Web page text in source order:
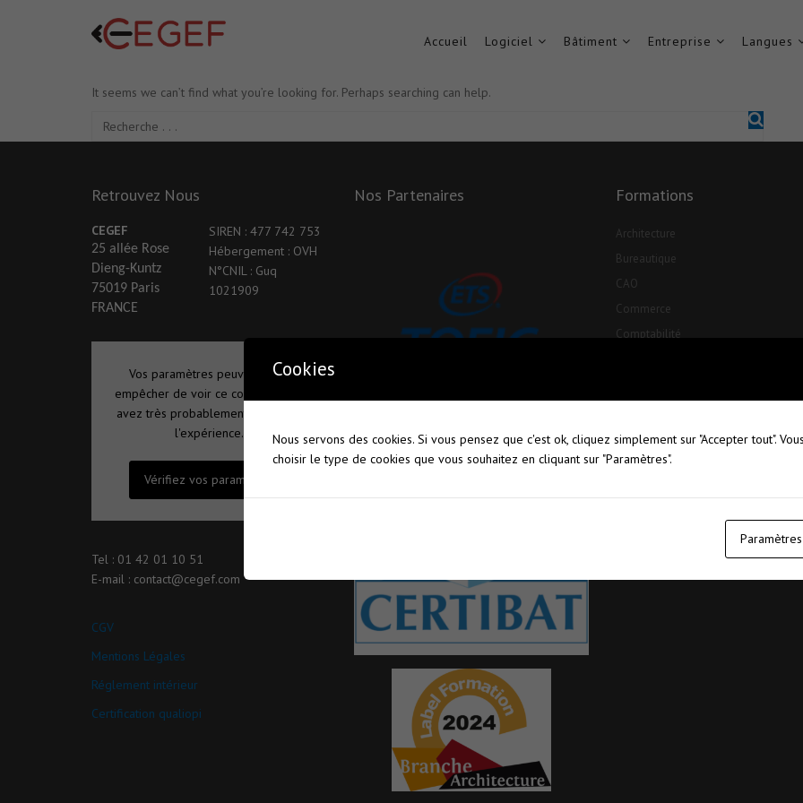
Accueil Logiciel Bâtiment Entreprise Langues
It seems we can’t find what you’re looking for. Perhaps searching can help.
Retrouvez Nous
CEGEF
25 allée Rose
Dieng-Kuntz
75019 Paris
FRANCE
SIREN : 477 742 753
Hébergement : OVH
N°CNIL : Guq
1021909
Vos paramètres peuvent vous
empêcher de voir ce contenu. Vous
avez très probablement désactivé
l'expérience.
Vérifiez vos paramètres
Tel : 01 42 01 10 51
E-mail : contact@cegef.com
CGV
Mentions Légales
Réglement intérieur
Certification qualiopi
Nos Partenaires Formations
Architecture
Bureautique
CAO
Commerce
Comptabilité
Langues
Management
Cookies
Nous servons des cookies. Si vous pensez que c'est ok, cliquez simplement sur "Accepter tout".
choisir le type de cookies que vous souhaitez en cliquant sur "Paramètres".
Paramètres